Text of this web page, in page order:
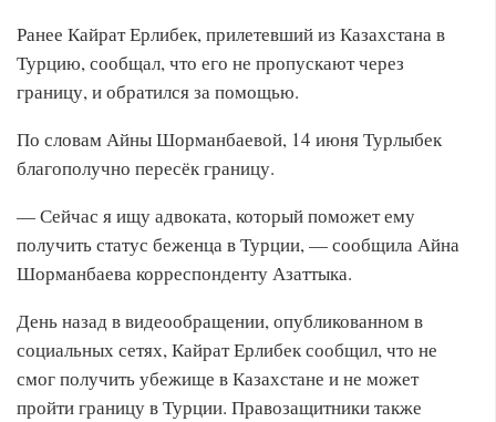
Ранее Кайрат Ерлибек, прилетевший из Казахстана в
Турцию, сообщал, что его не пропускают через
границу, и обратился за помощью.
По словам Айны Шорманбаевой, 14 июня Турлыбек
благополучно пересёк границу.
— Сейчас я ищу адвоката, который поможет ему
получить статус беженца в Турции, — сообщила Айна
Шорманбаева корреспонденту Азаттыка.
День назад в видеообращении, опубликованном в
социальных сетях, Кайрат Ерлибек сообщил, что не
смог получить убежище в Казахстане и не может
пройти границу в Турции. Правозащитники также